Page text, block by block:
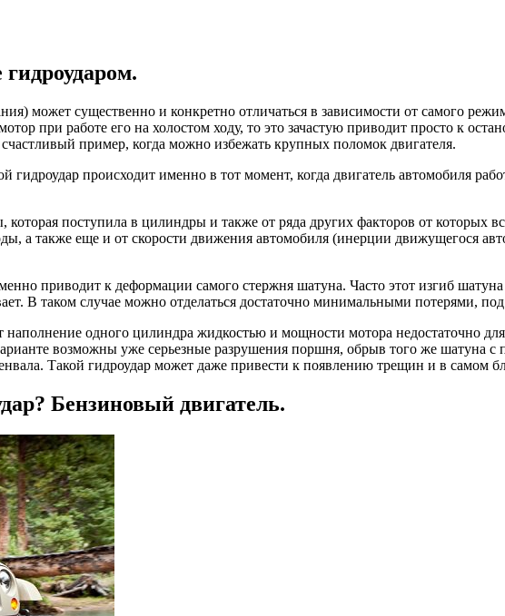
может существенно и конкретно отличаться в зависимости от самого
при работе его на холостом ходу, то это зачастую приводит просто к
пример, когда можно избежать крупных поломок двигателя.
происходит именно в тот момент, когда двигатель автомобиля
которая поступила в цилиндры и также от ряда других факторов от которых
а также еще и от скорости движения автомобиля (инерции движущегося
приводит к деформации самого стержня шатуна. Часто этот изгиб
В таком случае можно отделаться достаточно минимальными потерями,
одного цилиндра жидкостью и мощности мотора недостаточно
возможны уже серьезные разрушения поршня, обрыв того же шатуна
Такой гидроудар может даже привести к появлению трещин и в самом
Бензиновый двигатель.